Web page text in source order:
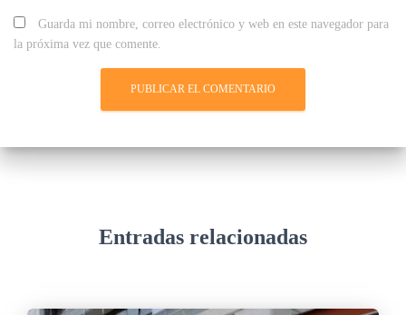
Guarda mi nombre, correo electrónico y web en este navegador para
la próxima vez que comente.
Entradas relacionadas